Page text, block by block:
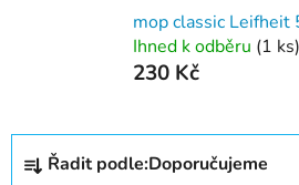
mop classic Leifheit
Ihned k odběru (1 ks)
230 Kč
Ř
Řadit podle:Doporučujeme